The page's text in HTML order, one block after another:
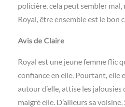
policière, cela peut sembler mal,
Royal, être ensemble est le bon
Avis de Claire
Royal est une jeune femme flic
confiance en elle. Pourtant, elle
autour d’elle, attise les jalousies
malgré elle. D’ailleurs sa